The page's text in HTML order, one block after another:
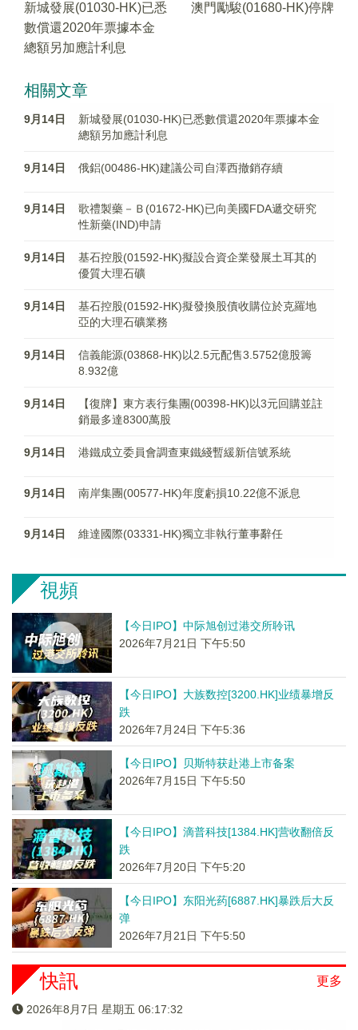
新城發展(01030-HK)已悉
數償還2020年票據本金
總額另加應計利息
澳門勵駿(01680-HK)停牌
相關文章
9月14日
新城發展(01030-HK)已悉數償還2020年票據本金
總額另加應計利息
9月14日 俄鋁(00486-HK)建議公司自澤西撤銷存續
9月14日
歌禮製藥－Ｂ(01672-HK)已向美國FDA遞交研究
性新藥(IND)申請
9月14日
基石控股(01592-HK)擬設合資企業發展土耳其的
優質大理石礦
9月14日
基石控股(01592-HK)擬發換股債收購位於克羅地
亞的大理石礦業務
9月14日
信義能源(03868-HK)以2.5元配售3.5752億股籌
8.932億
9月14日
【復牌】東方表行集團(00398-HK)以3元回購並註
銷最多達8300萬股
9月14日 港鐵成立委員會調查東鐵綫暫緩新信號系統
9月14日 南岸集團(00577-HK)年度虧損10.22億不派息
9月14日 維達國際(03331-HK)獨立非執行董事辭任
視頻
【今日IPO】中际旭创过港交所聆讯
2026年7月21日 下午5:50
【今日IPO】大族数控[3200.HK]业绩暴增反
跌
2026年7月24日 下午5:36
【今日IPO】贝斯特获赴港上市备案
2026年7月15日 下午5:50
【今日IPO】滴普科技[1384.HK]营收翻倍反
跌
2026年7月20日 下午5:20
【今日IPO】东阳光药[6887.HK]暴跌后大反
弹
2026年7月21日 下午5:50
更多
快訊
2026年8月7日 星期五 06:17:32